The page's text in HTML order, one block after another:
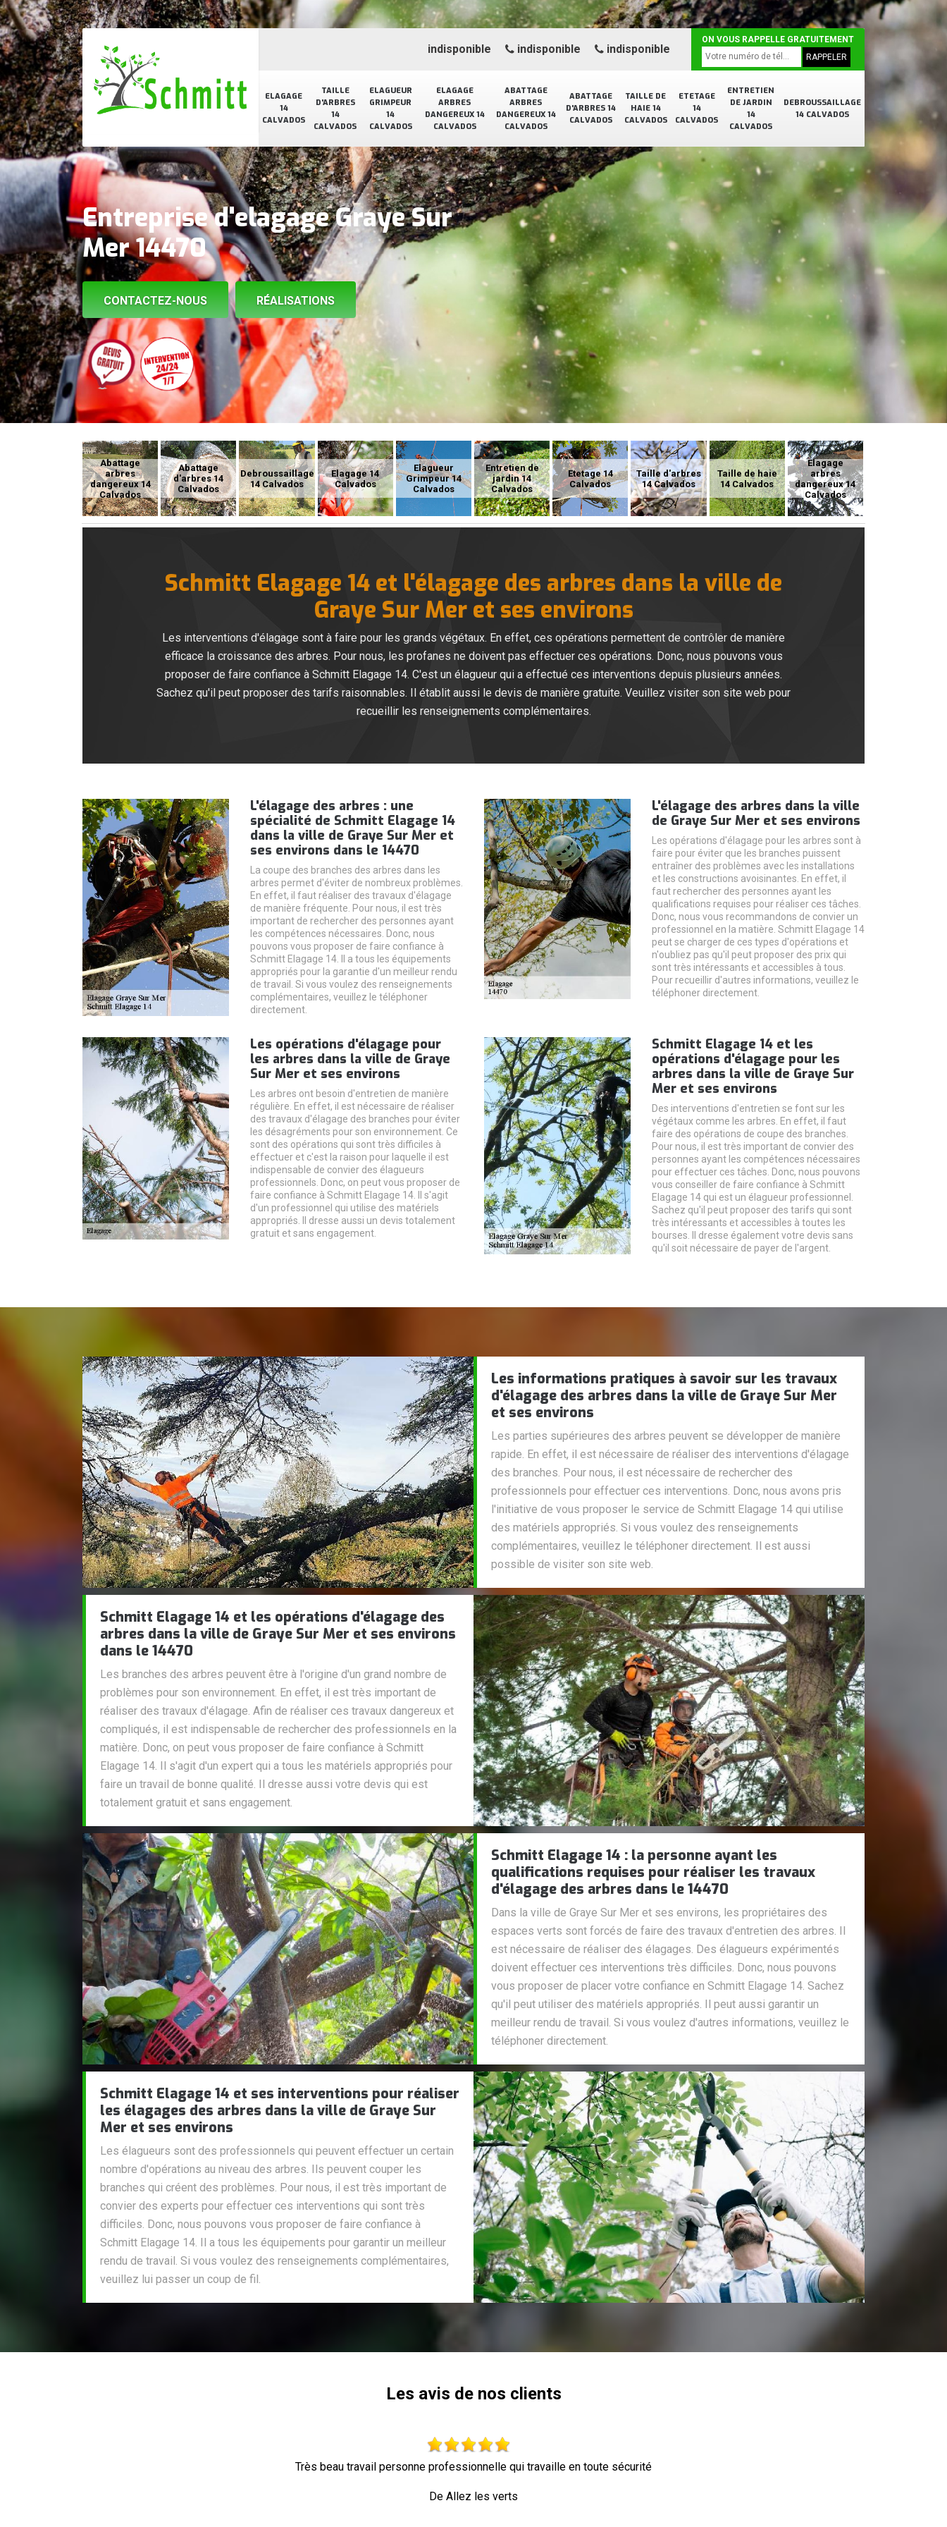
ELAGAGE
14
CALVADOS
TAILLE
D'ARBRES
14
CALVADOS
ELAGUEUR
GRIMPEUR
14
CALVADOS
ELAGAGE
ARBRES
DANGEREUX 14
CALVADOS
ABATTAGE
ARBRES
DANGEREUX 14
CALVADOS
ABATTAGE
D'ARBRES 14
CALVADOS
TAILLE DE
HAIE 14
CALVADOS
ETETAGE
14
CALVADOS
ENTRETIEN
DE JARDIN
14
CALVADOS
DEBROUSSAILLAGE
14 CALVADOS
indisponible indisponible indisponible
ON VOUS RAPPELLE GRATUITEMENT
Entreprise d'elagage Graye Sur
Mer 14470
CONTACTEZ-NOUS RÉALISATIONS
Abattage
arbres
dangereux 14
Calvados
Abattage
d'arbres 14
Calvados
Debroussaillage
14 Calvados
Elagage 14
Calvados
Elagueur
Grimpeur 14
Calvados
Entretien de
jardin 14
Calvados
Etetage 14
Calvados
Taille d'arbres
14 Calvados
Taille de haie
14 Calvados
Elagage
arbres
dangereux 14
Calvados
Schmitt Elagage 14 et l'élagage des arbres dans la ville de
Graye Sur Mer et ses environs
Les interventions d'élagage sont à faire pour les grands végétaux. En effet, ces opérations permettent de contrôler de manière
efficace la croissance des arbres. Pour nous, les profanes ne doivent pas effectuer ces opérations. Donc, nous pouvons vous
proposer de faire confiance à Schmitt Elagage 14. C'est un élagueur qui a effectué ces interventions depuis plusieurs années.
Sachez qu'il peut proposer des tarifs raisonnables. Il établit aussi le devis de manière gratuite. Veuillez visiter son site web pour
recueillir les renseignements complémentaires.
L'élagage des arbres : une
spécialité de Schmitt Elagage 14
dans la ville de Graye Sur Mer et
ses environs dans le 14470
La coupe des branches des arbres dans les
arbres permet d'éviter de nombreux problèmes.
En effet, il faut réaliser des travaux d'élagage
de manière fréquente. Pour nous, il est très
important de rechercher des personnes ayant
les compétences nécessaires. Donc, nous
pouvons vous proposer de faire confiance à
Schmitt Elagage 14. Il a tous les équipements
appropriés pour la garantie d'un meilleur rendu
de travail. Si vous voulez des renseignements
complémentaires, veuillez le téléphoner
directement.
L'élagage des arbres dans la ville
de Graye Sur Mer et ses environs
Les opérations d'élagage pour les arbres sont à
faire pour éviter que les branches puissent
entraîner des problèmes avec les installations
et les constructions avoisinantes. En effet, il
faut rechercher des personnes ayant les
qualifications requises pour réaliser ces tâches.
Donc, nous vous recommandons de convier un
professionnel en la matière. Schmitt Elagage 14
peut se charger de ces types d'opérations et
n'oubliez pas qu'il peut proposer des prix qui
sont très intéressants et accessibles à tous.
Pour recueillir d'autres informations, veuillez le
téléphoner directement.
Les opérations d'élagage pour
les arbres dans la ville de Graye
Sur Mer et ses environs
Les arbres ont besoin d'entretien de manière
régulière. En effet, il est nécessaire de réaliser
des travaux d'élagage des branches pour éviter
les désagréments pour son environnement. Ce
sont des opérations qui sont très difficiles à
effectuer et c'est la raison pour laquelle il est
indispensable de convier des élagueurs
professionnels. Donc, on peut vous proposer de
faire confiance à Schmitt Elagage 14. Il s'agit
d'un professionnel qui utilise des matériels
appropriés. Il dresse aussi un devis totalement
gratuit et sans engagement.
Schmitt Elagage 14 et les
opérations d'élagage pour les
arbres dans la ville de Graye Sur
Mer et ses environs
Des interventions d'entretien se font sur les
végétaux comme les arbres. En effet, il faut
faire des opérations de coupe des branches.
Pour nous, il est très important de convier des
personnes ayant les compétences nécessaires
pour effectuer ces tâches. Donc, nous pouvons
vous conseiller de faire confiance à Schmitt
Elagage 14 qui est un élagueur professionnel.
Sachez qu'il peut proposer des tarifs qui sont
très intéressants et accessibles à toutes les
bourses. Il dresse également votre devis sans
qu'il soit nécessaire de payer de l'argent.
Les informations pratiques à savoir sur les travaux
d'élagage des arbres dans la ville de Graye Sur Mer
et ses environs
Les parties supérieures des arbres peuvent se développer de manière
rapide. En effet, il est nécessaire de réaliser des interventions d'élagage
des branches. Pour nous, il est nécessaire de rechercher des
professionnels pour effectuer ces interventions. Donc, nous avons pris
l'initiative de vous proposer le service de Schmitt Elagage 14 qui utilise
des matériels appropriés. Si vous voulez des renseignements
complémentaires, veuillez le téléphoner directement. Il est aussi
possible de visiter son site web.
Schmitt Elagage 14 et les opérations d'élagage des
arbres dans la ville de Graye Sur Mer et ses environs
dans le 14470
Les branches des arbres peuvent être à l'origine d'un grand nombre de
problèmes pour son environnement. En effet, il est très important de
réaliser des travaux d'élagage. Afin de réaliser ces travaux dangereux et
compliqués, il est indispensable de rechercher des professionnels en la
matière. Donc, on peut vous proposer de faire confiance à Schmitt
Elagage 14. Il s'agit d'un expert qui a tous les matériels appropriés pour
faire un travail de bonne qualité. Il dresse aussi votre devis qui est
totalement gratuit et sans engagement.
Schmitt Elagage 14 : la personne ayant les
qualifications requises pour réaliser les travaux
d'élagage des arbres dans le 14470
Dans la ville de Graye Sur Mer et ses environs, les propriétaires des
espaces verts sont forcés de faire des travaux d'entretien des arbres. Il
est nécessaire de réaliser des élagages. Des élagueurs expérimentés
doivent effectuer ces interventions très difficiles. Donc, nous pouvons
vous proposer de placer votre confiance en Schmitt Elagage 14. Sachez
qu'il peut utiliser des matériels appropriés. Il peut aussi garantir un
meilleur rendu de travail. Si vous voulez d'autres informations, veuillez le
téléphoner directement.
Schmitt Elagage 14 et ses interventions pour réaliser
les élagages des arbres dans la ville de Graye Sur
Mer et ses environs
Les élagueurs sont des professionnels qui peuvent effectuer un certain
nombre d'opérations au niveau des arbres. Ils peuvent couper les
branches qui créent des problèmes. Pour nous, il est très important de
convier des experts pour effectuer ces interventions qui sont très
difficiles. Donc, nous pouvons vous proposer de faire confiance à
Schmitt Elagage 14. Il a tous les équipements pour garantir un meilleur
rendu de travail. Si vous voulez des renseignements complémentaires,
veuillez lui passer un coup de fil.
Les avis de nos clients
Très beau travail personne professionnelle qui travaille en toute sécurité
De Allez les verts